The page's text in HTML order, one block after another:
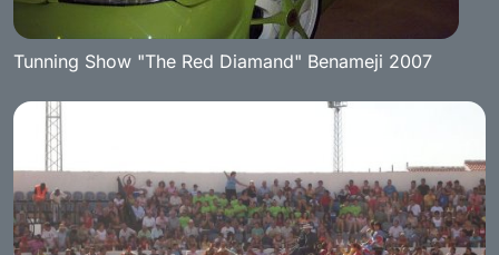
Tunning Show "The Red Diamand" Benameji 2007